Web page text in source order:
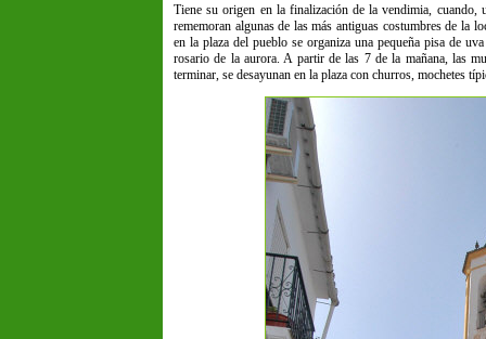
Tiene su origen en la finalización de la vendimia, cuando,
rememoran algunas de las más antiguas costumbres de la
en la plaza del pueblo se organiza una pequeña pisa de
rosario de la aurora. A partir de las 7 de la mañana, las
terminar, se desayunan en la plaza con churros, mochetes